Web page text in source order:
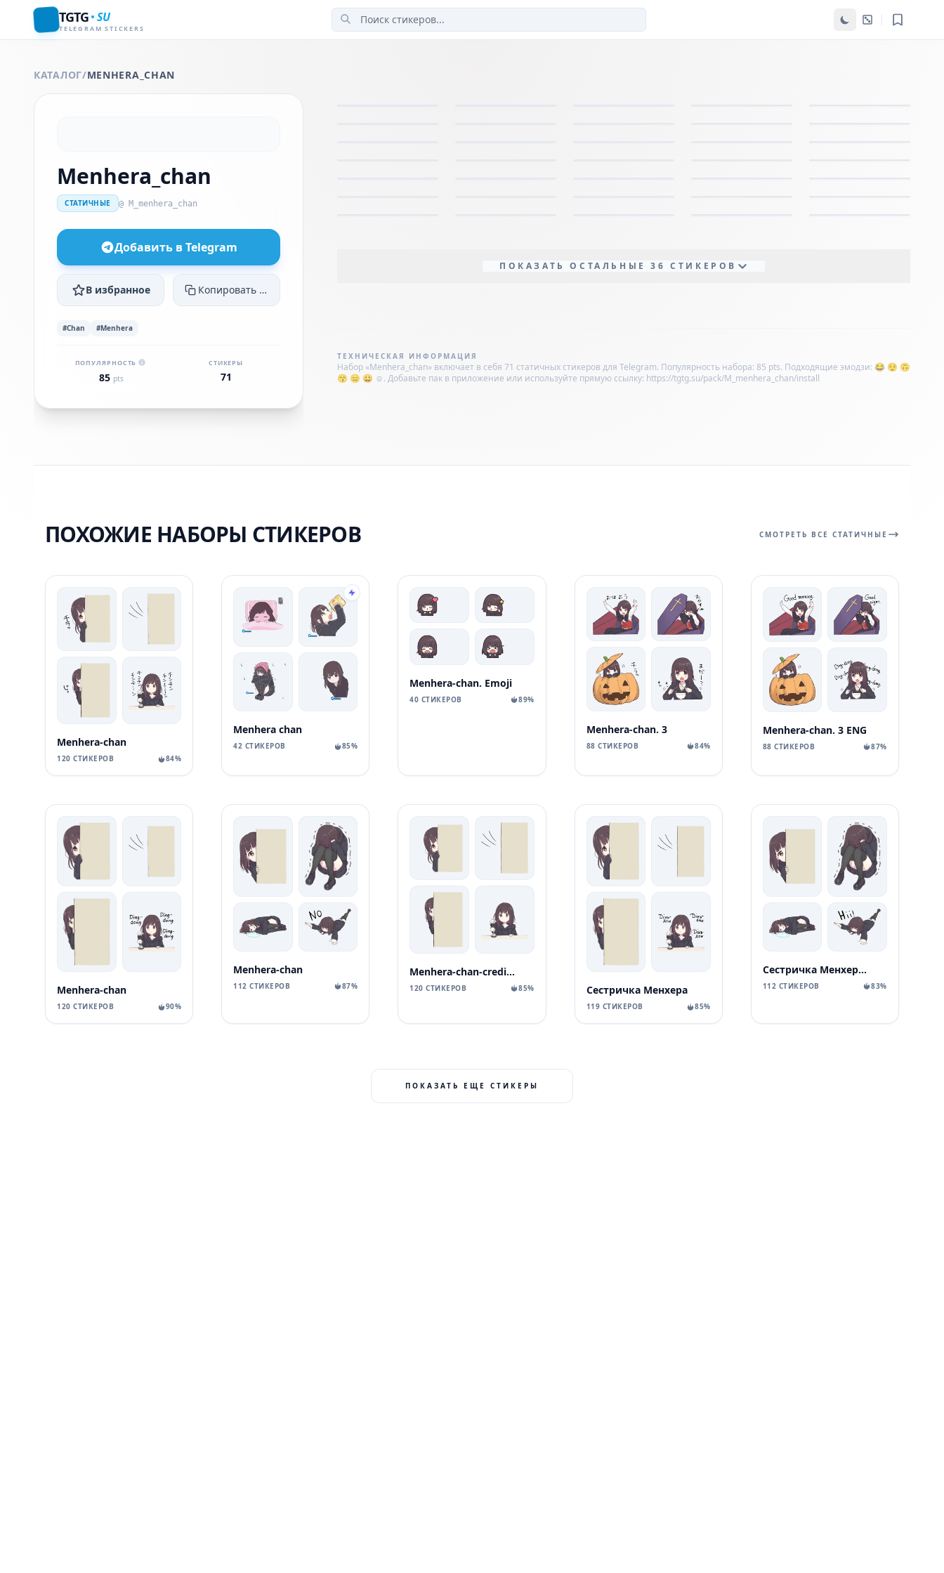
TGTG SU
TELEGRAM STICKERS
КАТАЛОГ/MENHERA_CHAN
Menhera_chan
СТАТИЧНЫЕ @ M_menhera_chan
Добавить в Telegram
В избранное Копировать ссылку
#Chan #Menhera
ПОПУЛЯРНОСТЬ
85 pts
СТИКЕРЫ
71
ПОКАЗАТЬ ОСТАЛЬНЫЕ 36 СТИКЕРОВ
ТЕХНИЧЕСКАЯ ИНФОРМАЦИЯ
Набор «Menhera_chan» включает в себя 71 статичных стикеров для Telegram. Популярность набора: 85 pts. Подходящие эмодзи: 😂 😌 🙃
😙 😑 😀 ☺️. Добавьте пак в приложение или используйте прямую ссылку: https://tgtg.su/pack/M_menhera_chan/install
ПОХОЖИЕ НАБОРЫ СТИКЕРОВ СМОТРЕТЬ ВСЕ СТАТИЧНЫЕ
Menhera-chan
120 СТИКЕРОВ 84%
Menhera chan
42 СТИКЕРОВ 85%
Menhera-chan. Emoji
40 СТИКЕРОВ 89%
Menhera-chan. 3
88 СТИКЕРОВ 84%
Menhera-chan. 3 ENG
88 СТИКЕРОВ 87%
Menhera-chan
120 СТИКЕРОВ 90%
Menhera-chan
112 СТИКЕРОВ 87%
Menhera-chan-creditless
120 СТИКЕРОВ 85% Сестричка Менхера
119 СТИКЕРОВ 85%
Сестричка Менхера 2
112 СТИКЕРОВ 83%
ПОКАЗАТЬ ЕЩЕ СТИКЕРЫ